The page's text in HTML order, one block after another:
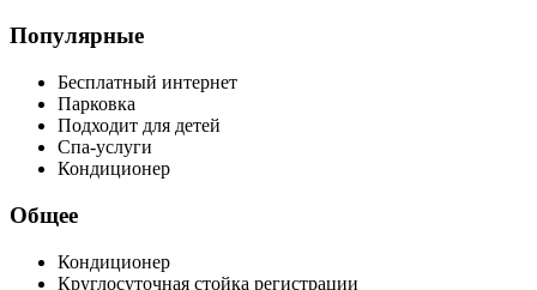
Популярные
Бесплатный интернет
Парковка
Подходит для детей
Спа-услуги
Кондиционер
Общее
Кондиционер
Круглосуточная стойка регистрации